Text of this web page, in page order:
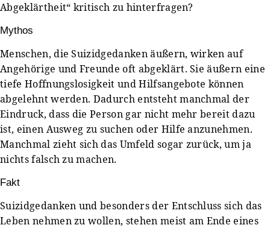
Abgeklärtheit“ kritisch zu hinterfragen?
Mythos
Menschen, die Suizidgedanken äußern, wirken auf
Angehörige und Freunde oft abgeklärt. Sie äußern eine
tiefe Hoffnungslosigkeit und Hilfsangebote können
abgelehnt werden. Dadurch entsteht manchmal der
Eindruck, dass die Person gar nicht mehr bereit dazu
ist, einen Ausweg zu suchen oder Hilfe anzunehmen.
Manchmal zieht sich das Umfeld sogar zurück, um ja
nichts falsch zu machen.
Fakt
Suizidgedanken und besonders der Entschluss sich das
Leben nehmen zu wollen, stehen meist am Ende eines